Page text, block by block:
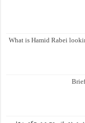
What is Hamid Rabei